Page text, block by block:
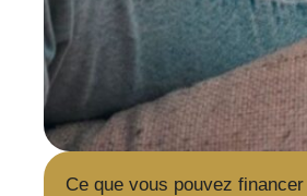
Ce que vous pouvez